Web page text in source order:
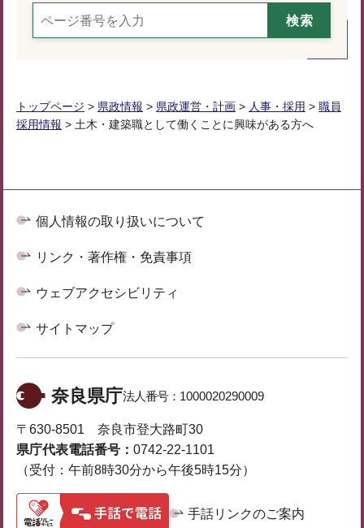
トップページ > 県政情報 > 県政運営・計画 > 人事・採用 > 職員
採用情報 > 土木・建築職として働くことに興味がある方へ
個人情報の取り扱いについて
リンク・著作権・免責事項
ウェブアクセシビリティ
サイトマップ
奈良県庁法人番号： 1000020290009
〒630-8501 奈良市登大路町30
県庁代表電話番号： 0742-22-1101
（受付：午前8時30分から午後5時15分）
手話リンクのご案内